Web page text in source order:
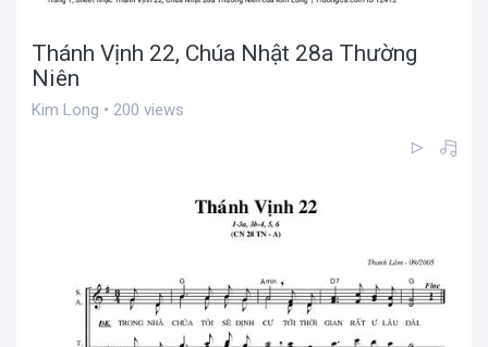
Thánh Vịnh 22, Chúa Nhật 28a Thường
Niên
Kim Long • 200 views